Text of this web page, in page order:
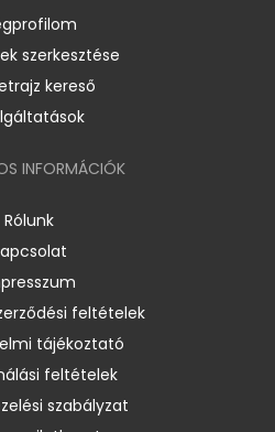
szerkesztése
kereső
INFORMÁCIÓK
Rólunk
feltételek
tájékoztató
feltételek
szabályzat